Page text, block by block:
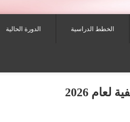
الدورة الحالية الخطط الدراسية
لعام 2026